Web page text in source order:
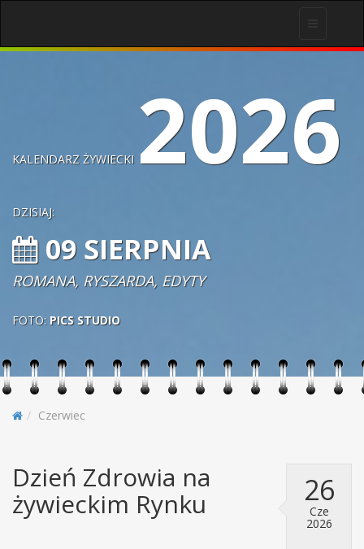
KALENDARZ ŻYWIECKI 2026
DZISIAJ:
09 SIERPNIA
ROMANA, RYSZARDA, EDYTY
FOTO: PICS STUDIO
Czerwiec
26
Cze
2026
Dzień Zdrowia na
żywieckim Rynku